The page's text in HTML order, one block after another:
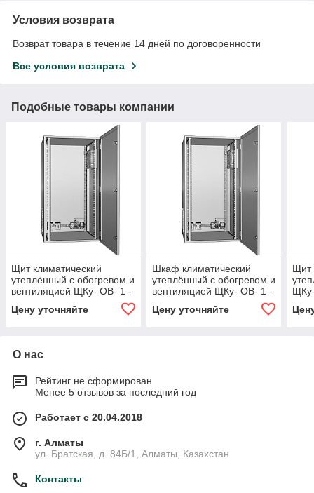
Условия возврата
Возврат товара в течение 14 дней по договоренности
Все условия возврата
Подобные товары компании
Щит климатический
утеплённый с обогревом и
вентиляцией ЩКу- ОВ- 1 -
IP65
Цену уточняйте
Шкаф климатический
утеплённый с обогревом и
вентиляцией ЩКу- ОВ- 1 -
IP65
Цену уточняйте
Щит
О нас
Рейтинг не сформирован
Менее 5 отзывов за последний год
Работает с 20.04.2018
г. Алматы
ул. Братская, д. 84Б/1, Алматы, Казахстан
Контакты